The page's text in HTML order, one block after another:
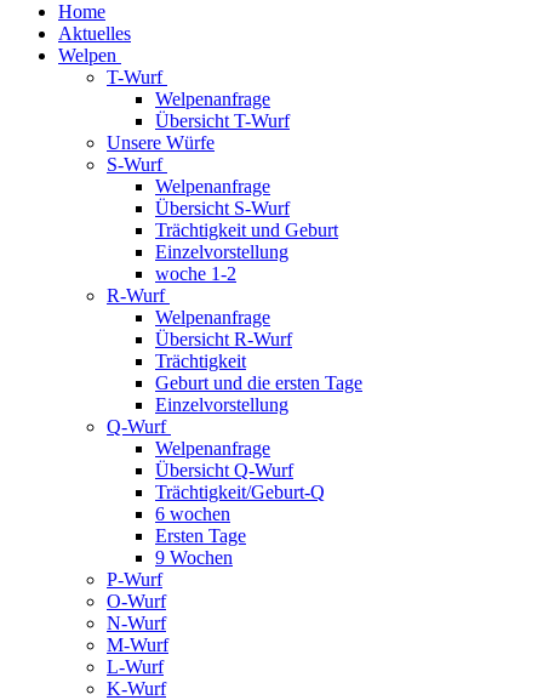
Home
Aktuelles
Welpen
T-Wurf
Welpenanfrage
Übersicht T-Wurf
Unsere Würfe
S-Wurf
Welpenanfrage
Übersicht S-Wurf
Trächtigkeit und Geburt
Einzelvorstellung
woche 1-2
R-Wurf
Welpenanfrage
Übersicht R-Wurf
Trächtigkeit
Geburt und die ersten Tage
Einzelvorstellung
Q-Wurf
Welpenanfrage
Übersicht Q-Wurf
Trächtigkeit/Geburt-Q
6 wochen
Ersten Tage
9 Wochen
P-Wurf
O-Wurf
N-Wurf
M-Wurf
L-Wurf
K-Wurf